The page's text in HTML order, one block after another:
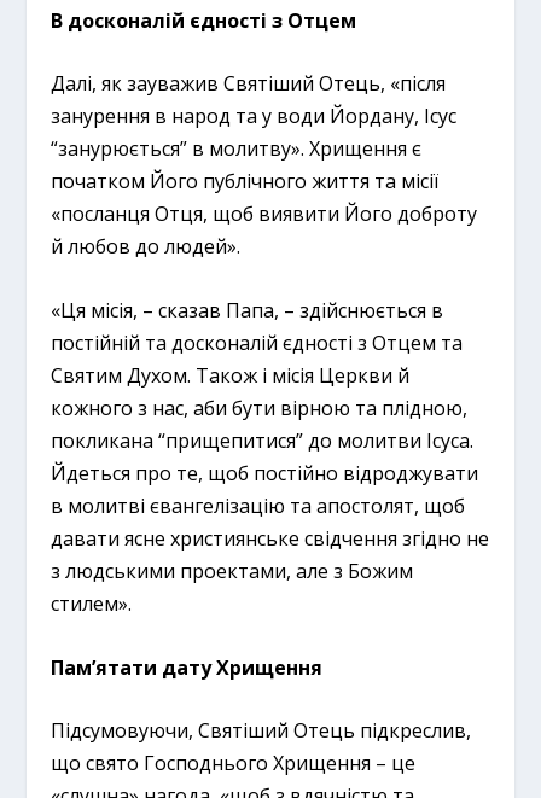
В досконалій єдності з Отцем
Далі, як зауважив Святіший Отець, «після
занурення в народ та у води Йордану, Ісус
“занурюється” в молитву». Хрищення є
початком Його публічного життя та місії
«посланця Отця, щоб виявити Його доброту
й любов до людей».
«Ця місія, – сказав Папа, – здійснюється в
постійній та досконалій єдності з Отцем та
Святим Духом. Також і місія Церкви й
кожного з нас, аби бути вірною та плідною,
покликана “прищепитися” до молитви Ісуса.
Йдеться про те, щоб постійно відроджувати
в молитві євангелізацію та апостолят, щоб
давати ясне християнське свідчення згідно не
з людськими проектами, але з Божим
стилем».
Пам’ятати дату Хрищення
Підсумовуючи, Святіший Отець підкреслив,
що свято Господнього Хрищення – це